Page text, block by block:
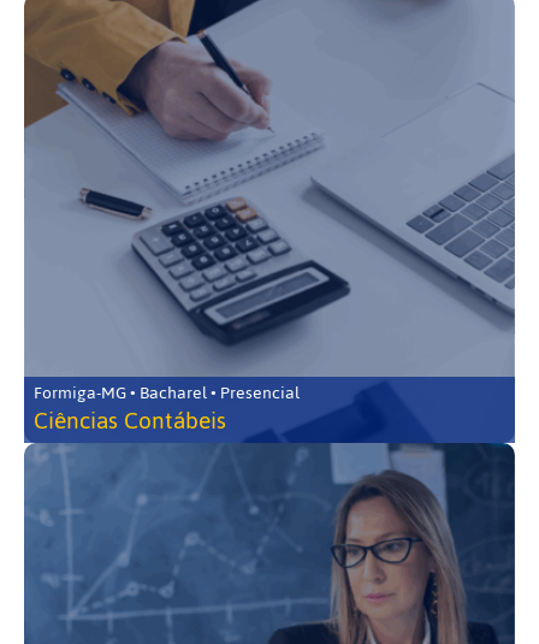
Formiga-MG • Bacharel • Presencial
Ciências Contábeis